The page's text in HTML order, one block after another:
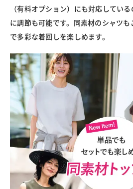
（有料オプション）にも対応してい
に調節も可能です。同素材のシャツ
で多彩な着回しを楽しめます。